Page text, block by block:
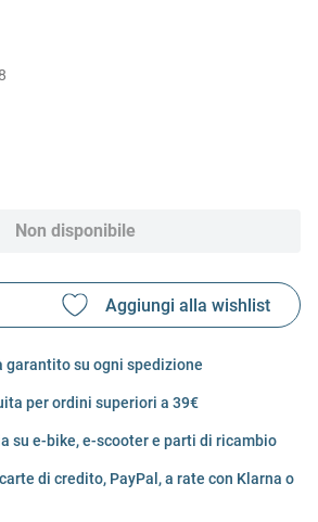
Non disponibile
garantito su ogni spedizione
per ordini superiori a 39€
su e-bike, e-scooter e parti di ricambio
di credito, PayPal, a rate con Klarna o